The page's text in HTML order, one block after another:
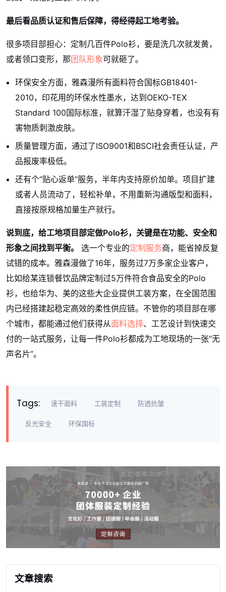
最后看品质认证和售后保障，得经得起工地考验。
很多项目部担心：定制几百件Polo衫，要是洗几次就发黄，
或者领口变形，那团队形象可就砸了。
环保安全方面，雅森漫所有面料符合国标GB18401-
2010，印花用的环保水性墨水，达到OEKO-TEX
Standard 100国际标准，就算汗湿了贴身穿着，也没有有
害物质刺激皮肤。
质量管理方面，通过了ISO9001和BSCI社会责任认证，产
品报废率极低。
还有个“贴心返单”服务，半年内支持原价加单。项目扩建
或者人员流动了，轻松补单，不用重新沟通版型和面料，
直接按原规格加量生产就行。
说到底，给工地项目部定做Polo衫，关键是在功能、安全和
形象之间找到平衡。
选一个专业的定制服务商，能省掉反复
试错的成本。雅森漫做了16年，服务过7万多家企业客户，
比如给某连锁餐饮品牌定制过5万件符合食品安全的Polo
衫，也给华为、美的这些大企业提供工装方案，在全国范围
内已经搭建起稳定高效的柔性供应链。不管你的项目部在哪
个城市，都能通过他们获得从面料选择、工艺设计到快速交
付的一站式服务，让每一件Polo衫都成为工地现场的一张“无
声名片”。
Tags: 速干面料 工装定制 防透抗皱
反光安全 环保国标
文章搜索